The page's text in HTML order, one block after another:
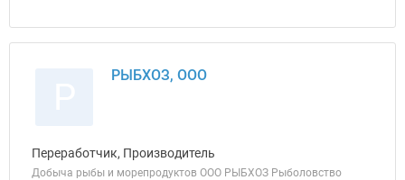
РЫБХОЗ, ООО
Переработчик, Производитель
Добыча рыбы и морепродуктов ООО РЫБХОЗ Рыболовство